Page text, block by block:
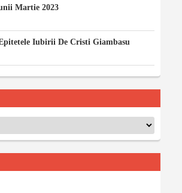
Martie 2023
Iubirii De Cristi Giambasu